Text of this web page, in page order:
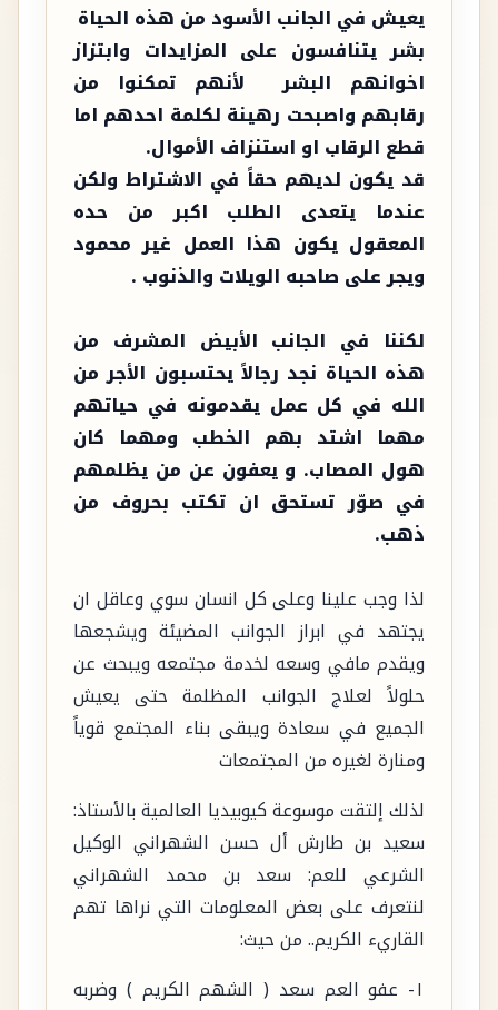
يعيش في الجانب الأسود من هذه الحياة
بشر يتنافسون على المزايدات وابتزاز
اخوانهم البشر لأنهم تمكنوا من
رقابهم واصبحت رهينة لكلمة احدهم اما
قطع الرقاب او استنزاف الأموال.
قد يكون لديهم حقاً في الاشتراط ولكن
عندما يتعدى الطلب اكبر من حده
المعقول يكون هذا العمل غير محمود
ويجر على صاحبه الويلات والذنوب .
لكننا في الجانب الأبيض المشرف من
هذه الحياة نجد رجالاً يحتسبون الأجر من
الله في كل عمل يقدمونه في حياتهم
مهما اشتد بهم الخطب ومهما كان
هول المصاب. و يعفون عن من يظلمهم
في صوّر تستحق ان تكتب بحروف من
ذهب.
لذا وجب علينا وعلى كل انسان سوي وعاقل ان
يجتهد في ابراز الجوانب المضيئة ويشجعها
ويقدم مافي وسعه لخدمة مجتمعه ويبحث عن
حلولاً لعلاج الجوانب المظلمة حتى يعيش
الجميع في سعادة ويبقى بناء المجتمع قوياً
ومنارة لغيره من المجتمعات
لذلك إلتقت موسوعة كيوبيديا العالمية بالأستاذ:
سعيد بن طارش أل حسن الشهراني الوكيل
الشرعي للعم: سعد بن محمد الشهراني
لنتعرف على بعض المعلومات التي نراها تهم
القاريء الكريم.. من حيث:
١- عفو العم سعد ( الشهم الكريم ) وضربه